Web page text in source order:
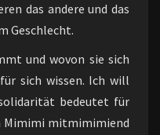
das andere und das
Geschlecht.
und wovon sie sich
sich wissen. Ich will
bedeutet für
Mimimi mitmimimiend